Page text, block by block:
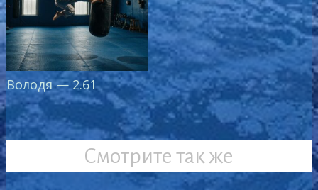
Володя — 2.61
Смотрите так же